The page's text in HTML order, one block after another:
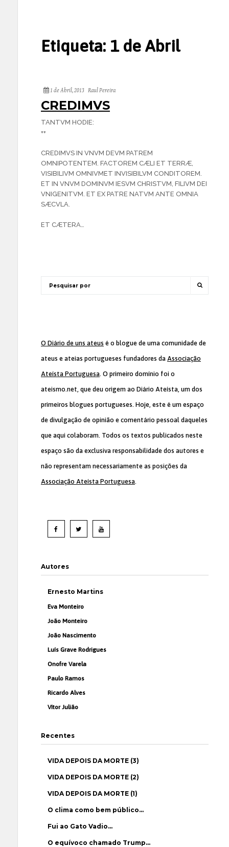
Etiqueta: 1 de Abril
1 de Abril, 2013 Raul Pereira
CREDIMVS
TANTVM HODIE:
++
CREDIMVS IN VNVM DEVM PATREM
OMNIPOTENTEM. FACTOREM CÆLI ET TERRÆ,
VISIBILIVM OMNIVMET INVISIBILVM CONDITOREM.
ET IN VNVM DOMINVM IESVM CHRISTVM, FILIVM DEI
VNIGENITVM. ET EX PATRE NATVM ANTE OMNIA
SÆCVLA.
ET CÆTERA…
O Diário de uns ateus é o blogue de uma comunidade de
ateus e ateias portugueses fundadores da Associação
Ateísta Portuguesa. O primeiro domínio foi o
ateismo.net, que deu origem ao Diário Ateísta, um dos
primeiros blogues portugueses. Hoje, este é um espaço
de divulgação de opinião e comentário pessoal daqueles
que aqui colaboram. Todos os textos publicados neste
espaço são da exclusiva responsabilidade dos autores e
não representam necessariamente as posições da
Associação Ateísta Portuguesa.
Autores
Ernesto Martins
Eva Monteiro
João Monteiro
João Nascimento
Luís Grave Rodrigues
Onofre Varela
Paulo Ramos
Ricardo Alves
Vítor Julião
Recentes
VIDA DEPOIS DA MORTE (3)
VIDA DEPOIS DA MORTE (2)
VIDA DEPOIS DA MORTE (1)
O clima como bem público…
Fui ao Gato Vadio…
O equívoco chamado Trump…